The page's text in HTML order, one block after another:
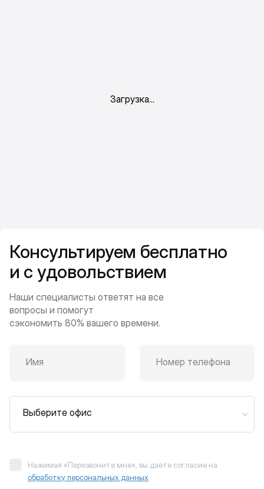
Консультируем бесплатно
и с удовольствием
Наши специалисты ответят на все
вопросы и помогут
сэкономить 80% вашего времени.
Имя Номер телефона
Выберите офис
Нажимая «Перезвоните мне», вы даёте согласие на
обработку персональных данных